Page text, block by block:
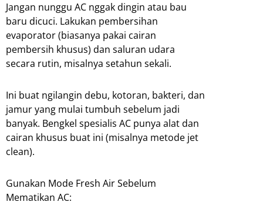
Jangan nunggu AC nggak dingin atau bau
baru dicuci. Lakukan pembersihan
evaporator (biasanya pakai cairan
pembersih khusus) dan saluran udara
secara rutin, misalnya setahun sekali.
Ini buat ngilangin debu, kotoran, bakteri, dan
jamur yang mulai tumbuh sebelum jadi
banyak. Bengkel spesialis AC punya alat dan
cairan khusus buat ini (misalnya metode jet
clean).
Gunakan Mode Fresh Air Sebelum
Mematikan AC: